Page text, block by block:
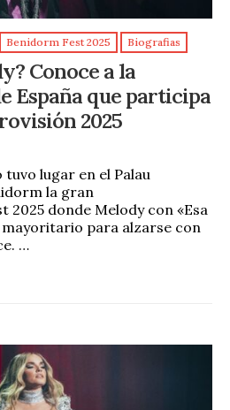
Benidorm Fest 2025 Biografias
Conoce a la
España que participa
2025
tuvo lugar en el Palau
la gran
2025 donde Melody con «Esa
mayoritario para alzarse con
…